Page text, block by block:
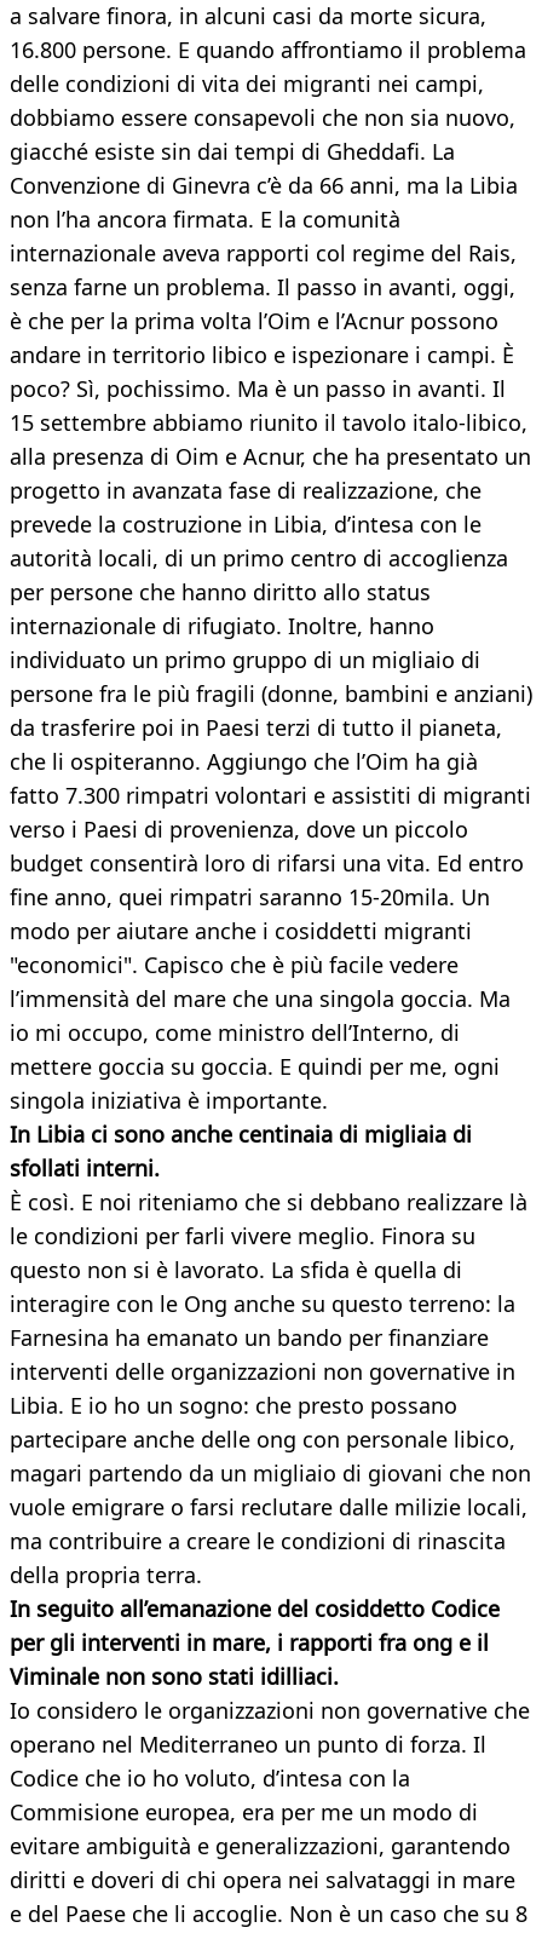
a salvare finora, in alcuni casi da morte sicura,
16.800 persone. E quando affrontiamo il problema
delle condizioni di vita dei migranti nei campi,
dobbiamo essere consapevoli che non sia nuovo,
giacché esiste sin dai tempi di Gheddafi. La
Convenzione di Ginevra c’è da 66 anni, ma la Libia
non l’ha ancora firmata. E la comunità
internazionale aveva rapporti col regime del Rais,
senza farne un problema. Il passo in avanti, oggi,
è che per la prima volta l’Oim e l’Acnur possono
andare in territorio libico e ispezionare i campi. È
poco? Sì, pochissimo. Ma è un passo in avanti. Il
15 settembre abbiamo riunito il tavolo italo-libico,
alla presenza di Oim e Acnur, che ha presentato un
progetto in avanzata fase di realizzazione, che
prevede la costruzione in Libia, d’intesa con le
autorità locali, di un primo centro di accoglienza
per persone che hanno diritto allo status
internazionale di rifugiato. Inoltre, hanno
individuato un primo gruppo di un migliaio di
persone fra le più fragili (donne, bambini e anziani)
da trasferire poi in Paesi terzi di tutto il pianeta,
che li ospiteranno. Aggiungo che l’Oim ha già
fatto 7.300 rimpatri volontari e assistiti di migranti
verso i Paesi di provenienza, dove un piccolo
budget consentirà loro di rifarsi una vita. Ed entro
fine anno, quei rimpatri saranno 15-20mila. Un
modo per aiutare anche i cosiddetti migranti
"economici". Capisco che è più facile vedere
l’immensità del mare che una singola goccia. Ma
io mi occupo, come ministro dell’Interno, di
mettere goccia su goccia. E quindi per me, ogni
singola iniziativa è importante.
In Libia ci sono anche centinaia di migliaia di
sfollati interni.
È così. E noi riteniamo che si debbano realizzare là
le condizioni per farli vivere meglio. Finora su
questo non si è lavorato. La sfida è quella di
interagire con le Ong anche su questo terreno: la
Farnesina ha emanato un bando per finanziare
interventi delle organizzazioni non governative in
Libia. E io ho un sogno: che presto possano
partecipare anche delle ong con personale libico,
magari partendo da un migliaio di giovani che non
vuole emigrare o farsi reclutare dalle milizie locali,
ma contribuire a creare le condizioni di rinascita
della propria terra.
In seguito all’emanazione del cosiddetto Codice
per gli interventi in mare, i rapporti fra ong e il
Viminale non sono stati idilliaci.
Io considero le organizzazioni non governative che
operano nel Mediterraneo un punto di forza. Il
Codice che io ho voluto, d’intesa con la
Commisione europea, era per me un modo di
evitare ambiguità e generalizzazioni, garantendo
diritti e doveri di chi opera nei salvataggi in mare
e del Paese che li accoglie. Non è un caso che su 8